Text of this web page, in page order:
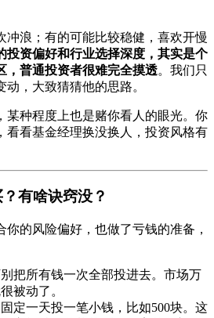
冲浪；有的可能比较稳健，喜欢开慢
投资偏好和行业选择深度，其实是个
，普通投资者很难完全摸透。我们只
，大致猜猜他的思路。
某种程度上也是赌你看人的眼光。你
看看基金经理换没换人，投资风格有
有啥诀窍没？
的风险偏好，也做了亏钱的准备，
别把所有钱一次全部投进去。市场万
被动了。
固定一天投一笔小钱，比如500块。这